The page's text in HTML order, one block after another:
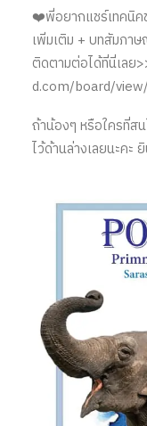
❤️พี่อยากแชร์เทคนิค
เพิ่มเติม + บทสัมภา
ติดตามต่อได้ที่นี่เลย
d.com/board/
ถ้าน้องๆ หรือใครที่ส
ไว้ด้านล่างเลยนะค